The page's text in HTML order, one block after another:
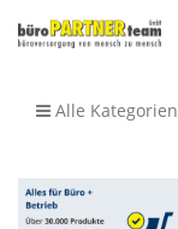
Alle Kategorien